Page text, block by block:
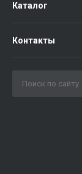
Каталог
Контакты